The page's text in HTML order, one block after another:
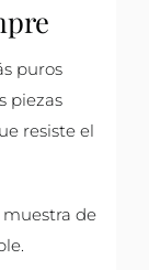
puros
piezas
resiste el
de